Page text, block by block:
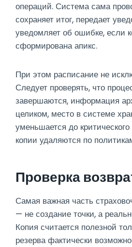
операций. Система сама
сохраняет итог, передает
уведомляет об ошибке, если
сформирована апикс.
При этом расписание не
Следует проверять, что
завершаются, информация
целиком, место в системе
уменьшается до
копии удаляются по
Проверка
Самая важная часть
— не создание точки, а
Копия считается полезной
резерва фактически